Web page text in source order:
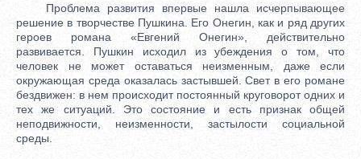
Проблема развития впервые нашла исчерпывающее
решение в творчестве Пушкина. Его Онегин, как и ряд других
героев романа «Евгений Онегин», действительно
развивается. Пушкин исходил из убеждения о том, что
человек не может оставаться неизменным, даже если
окружающая среда оказалась застывшей. Свет в его романе
бездвижен: в нем происходит постоянный круговорот одних и
тех же ситуаций. Это состояние и есть признак общей
неподвижности, неизменности, застылости социальной
среды.